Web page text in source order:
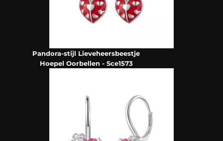
Pandora-stijl Lieveheersbeestje
Hoepel Oorbellen - Sce1573